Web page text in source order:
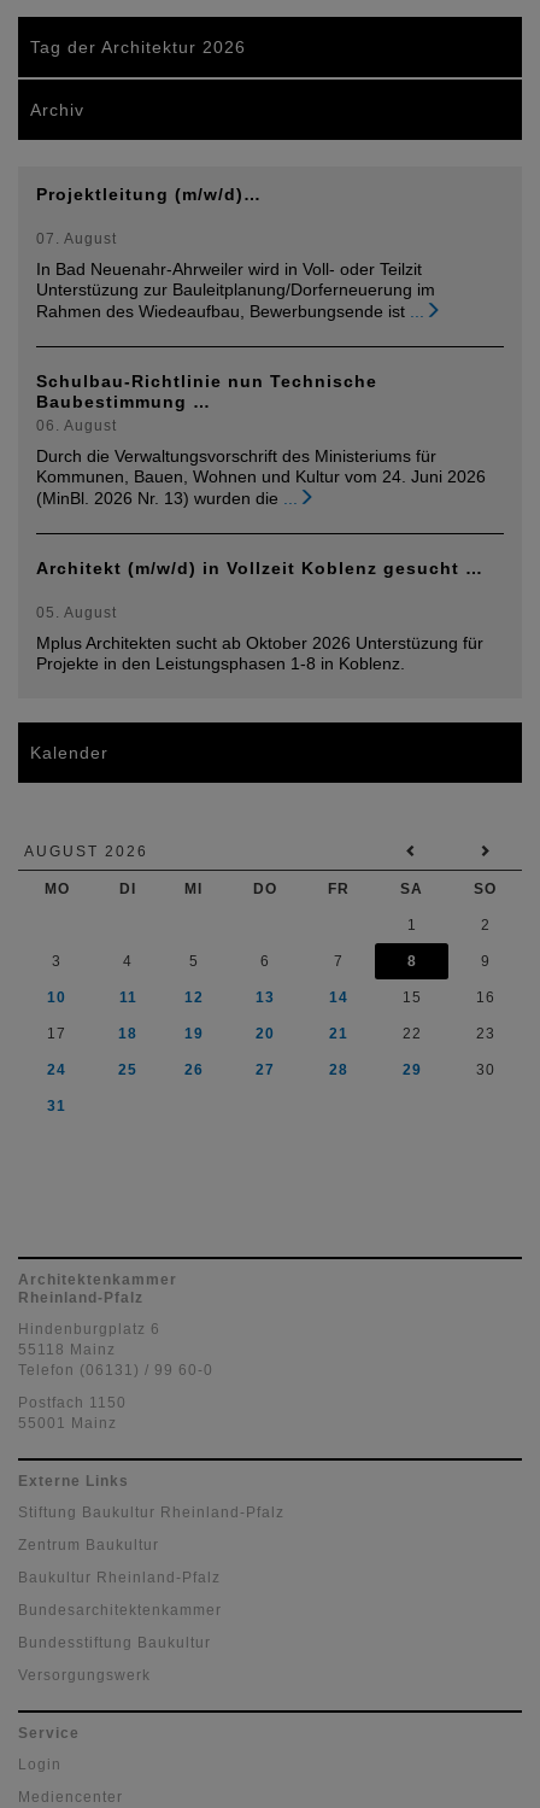
Tag der Architektur 2026
Archiv
Projektleitung (m/w/d)…
07. August
In Bad Neuenahr-Ahrweiler wird in Voll- oder Teilzit
Unterstüzung zur Bauleitplanung/Dorferneuerung im
Rahmen des Wiedeaufbau, Bewerbungsende ist ...
Schulbau-Richtlinie nun Technische
Baubestimmung …
06. August
Durch die Verwaltungsvorschrift des Ministeriums für
Kommunen, Bauen, Wohnen und Kultur vom 24. Juni 2026
(MinBl. 2026 Nr. 13) wurden die ...
Architekt (m/w/d) in Vollzeit Koblenz gesucht …
05. August
Mplus Architekten sucht ab Oktober 2026 Unterstüzung für
Projekte in den Leistungsphasen 1-8 in Koblenz.
Kalender
AUGUST 2026
MO DI MI DO FR SA SO
1 2
3 4 5 6 7 8 9
10 11 12 13 14 15 16
17 18 19 20 21 22 23
24 25 26 27 28 29 30
31
Architektenkammer
Rheinland-Pfalz
Hindenburgplatz 6
55118 Mainz
Telefon (06131) / 99 60-0
Postfach 1150
55001 Mainz
Externe Links
Stiftung Baukultur Rheinland-Pfalz
Zentrum Baukultur
Baukultur Rheinland-Pfalz
Bundesarchitektenkammer
Bundesstiftung Baukultur
Versorgungswerk
Service
Login
Mediencenter